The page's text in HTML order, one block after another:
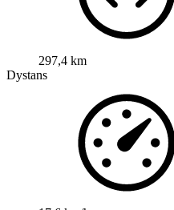
297,4 km
Dystans